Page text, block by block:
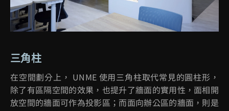
三角柱
在空間劃分上， UNME 使用三角柱取代常見的圓柱形，
除了有區隔空間的效果，也提升了牆面的實用性，面相開
放空間的牆面可作為投影區；而面向辦公區的牆面，則是